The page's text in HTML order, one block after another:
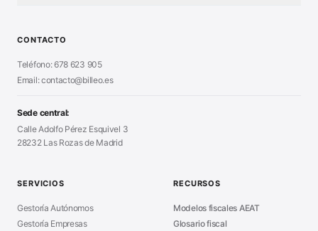
Generador Nóminas
■ Generador Presupuestos
Generador Facturas
■Modelo Nómina PDF
■Calculadora Vacaciones
■Alta Autónomo Paso a Paso
Declaración Renta 2026
■Certificado Digital
■Sanciones Hacienda
■Asesoría en Madrid
CONTACTO
Teléfono: 678 623 905
Email: contacto@billeo.es
Sede central:
Calle Adolfo Pérez Esquivel 3
28232 Las Rozas de Madrid
SERVICIOS
Gestoría Autónomos
Gestoría Empresas
RECURSOS
Modelos fiscales AEAT
Glosario fiscal